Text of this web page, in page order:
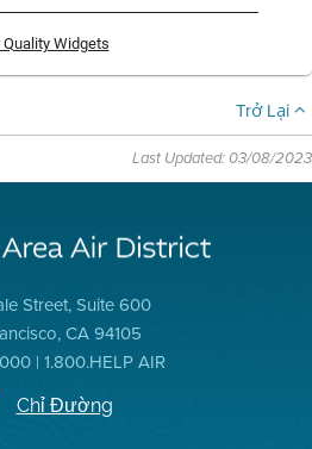
Quality Widgets
Trở Lại
Last Updated: 03/08/2023
Street, Suite 600
CA 94105
| 1.800.HELP AIR
Chỉ Đường